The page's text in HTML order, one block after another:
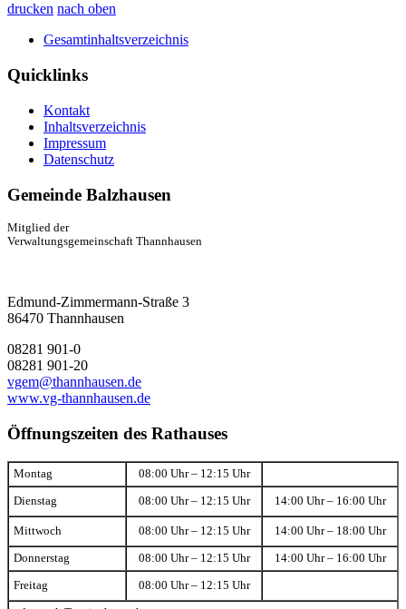
drucken nach oben
Gesamtinhaltsverzeichnis
Quicklinks
Kontakt
Inhaltsverzeichnis
Impressum
Datenschutz
Gemeinde Balzhausen
Mitglied der
Verwaltungsgemeinschaft Thannhausen
Edmund-Zimmermann-Straße 3
86470 Thannhausen
08281 901-0
08281 901-20
vgem@thannhausen.de
www.vg-thannhausen.de
Öffnungszeiten des Rathauses
Montag 08:00 Uhr – 12:15 Uhr
Dienstag 08:00 Uhr – 12:15 Uhr 14:00 Uhr – 16:00 Uhr
Mittwoch 08:00 Uhr – 12:15 Uhr 14:00 Uhr – 18:00 Uhr
Donnerstag 08:00 Uhr – 12:15 Uhr 14:00 Uhr – 16:00 Uhr
Freitag 08:00 Uhr – 12:15 Uhr